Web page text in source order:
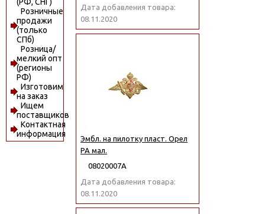
Розничные
продажи
(только
СПб)
Розница/
мелкий опт
(регионы
РФ)
Изготовим
на заказ
Ищем
поставщиков
Контактная
информация
Дата добавления товара:
08.11.2020
Эмбл. на пилотку пласт. Орел
РА мал.
08020007А
Дата добавления товара:
08.11.2020